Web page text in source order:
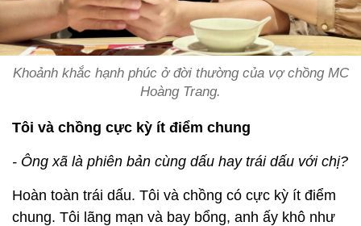
Khoảnh khắc hạnh phúc ở đời thường của vợ chồng MC
Hoàng Trang.
Tôi và chồng cực kỳ ít điểm chung
- Ông xã là phiên bản cùng dấu hay trái dấu với chị?
Hoàn toàn trái dấu. Tôi và chồng có cực kỳ ít điểm
chung. Tôi lãng mạn và bay bổng, anh ấy khô như